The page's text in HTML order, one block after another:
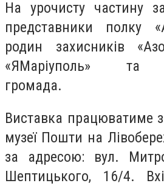
На урочисту частину
представники полку
родин захисників
«ЯМаріуполь» та
громада.
Виставка працюватиме
музеї Пошти на
за адресою: вул.
Шептицького, 16/4.